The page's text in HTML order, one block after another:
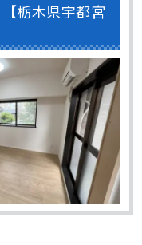
栃木県宇都宮